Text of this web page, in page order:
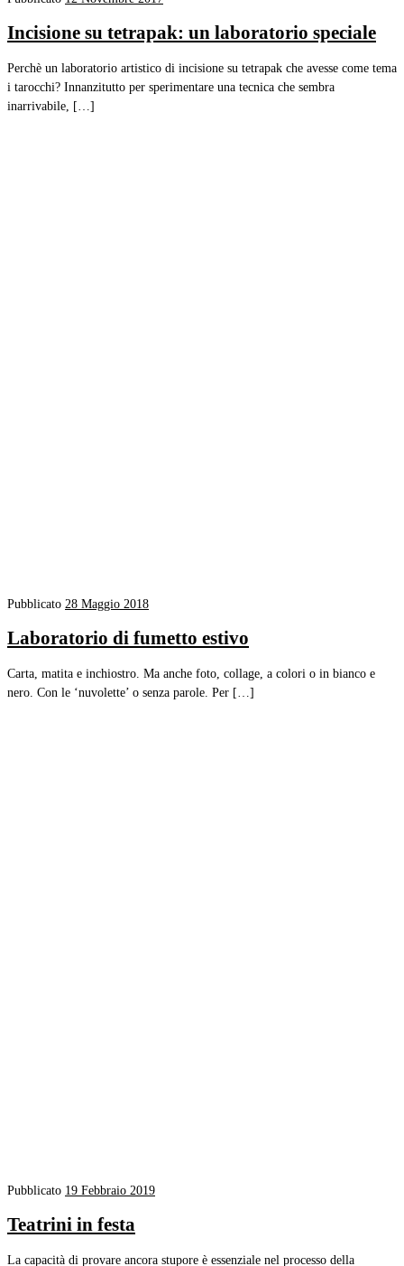
Incisione su tetrapak: un laboratorio speciale
Perchè un laboratorio artistico di incisione su tetrapak che avesse come tema
i tarocchi? Innanzitutto per sperimentare una tecnica che sembra
inarrivabile, […]
Pubblicato 28 Maggio 2018
Laboratorio di fumetto estivo
Carta, matita e inchiostro. Ma anche foto, collage, a colori o in bianco e
nero. Con le ‘nuvolette’ o senza parole. Per […]
Pubblicato 19 Febbraio 2019
Teatrini in festa
La capacità di provare ancora stupore è essenziale nel processo della